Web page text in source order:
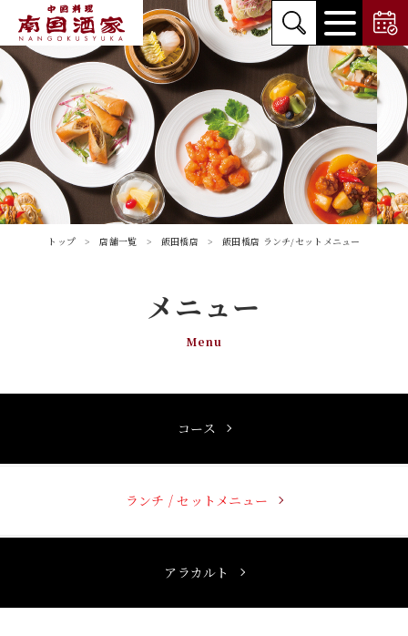
トップ 店舗一覧 飯田橋店 飯田橋店 ランチ/セットメニュー
メニュー
Menu
コース
ランチ / セットメニュー
アラカルト